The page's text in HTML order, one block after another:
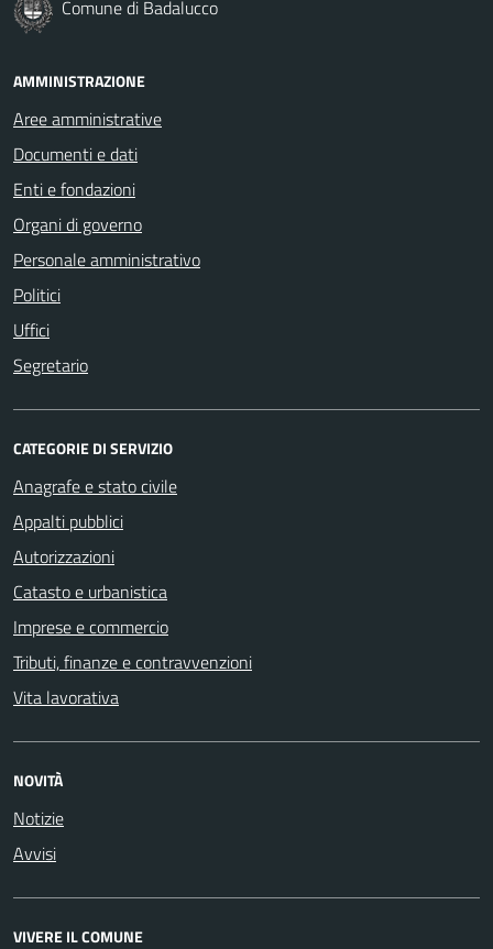
Comune di Badalucco
AMMINISTRAZIONE
Aree amministrative
Documenti e dati
Enti e fondazioni
Organi di governo
Personale amministrativo
Politici
Uffici
Segretario
CATEGORIE DI SERVIZIO
Anagrafe e stato civile
Appalti pubblici
Autorizzazioni
Catasto e urbanistica
Imprese e commercio
Tributi, finanze e contravvenzioni
Vita lavorativa
NOVITÀ
Notizie
Avvisi
VIVERE IL COMUNE